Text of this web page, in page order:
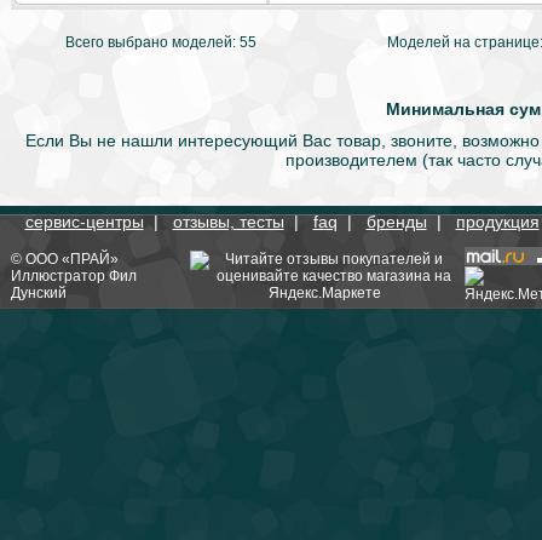
Всего выбрано моделей: 55 Моделей на
Минимальная
Если Вы не нашли интересующий Вас товар, звоните,
производителем (так часто
сервис-центры|отзывы, тесты|faq|бренды|продукция
© ООО «ПРАЙ»
Иллюстратор Фил
Дунский